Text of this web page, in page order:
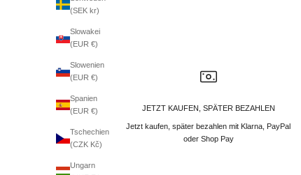
(SEK kr)
Slowakei
(EUR €)
Slowenien
(EUR €)
Spanien
(EUR €)
Tschechien
(CZK Kč)
Ungarn
JETZT KAUFEN, SPÄTER BEZAHLEN
Jetzt kaufen, später bezahlen mit Klarna, PayPal
oder Shop Pay